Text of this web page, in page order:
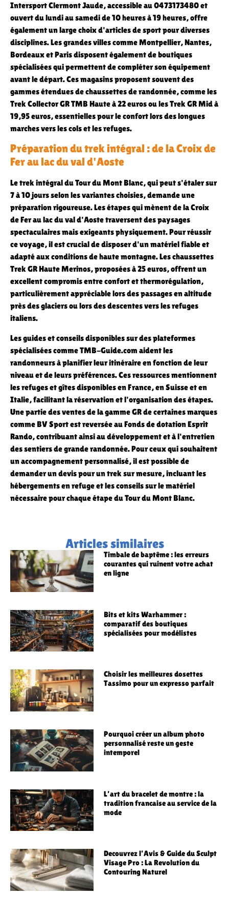
Intersport Clermont Jaude, accessible au 0473173480 et
ouvert du lundi au samedi de 10 heures à 19 heures, offre
également un large choix d'articles de sport pour diverses
disciplines. Les grandes villes comme Montpellier, Nantes,
Bordeaux et Paris disposent également de boutiques
spécialisées qui permettent de compléter son équipement
avant le départ. Ces magasins proposent souvent des
gammes étendues de chaussettes de randonnée, comme les
Trek Collector GR TMB Haute à 22 euros ou les Trek GR Mid à
19,95 euros, essentielles pour le confort lors des longues
marches vers les cols et les refuges.
Préparation du trek intégral : de la Croix de
Fer au lac du val d'Aoste
Le trek intégral du Tour du Mont Blanc, qui peut s'étaler sur
7 à 10 jours selon les variantes choisies, demande une
préparation rigoureuse. Les étapes qui mènent de la Croix
de Fer au lac du val d'Aoste traversent des paysages
spectaculaires mais exigeants physiquement. Pour réussir
ce voyage, il est crucial de disposer d'un matériel fiable et
adapté aux conditions de haute montagne. Les chaussettes
Trek GR Haute Merinos, proposées à 25 euros, offrent un
excellent compromis entre confort et thermorégulation,
particulièrement appréciable lors des passages en altitude
près des glaciers ou lors des descentes vers les refuges
italiens.
Les guides et conseils disponibles sur des plateformes
spécialisées comme TMB-Guide.com aident les
randonneurs à planifier leur itinéraire en fonction de leur
niveau et de leurs préférences. Ces ressources mentionnent
les refuges et gîtes disponibles en France, en Suisse et en
Italie, facilitant la réservation et l'organisation des étapes.
Une partie des ventes de la gamme GR de certaines marques
comme BV Sport est reversée au Fonds de dotation Esprit
Rando, contribuant ainsi au développement et à l'entretien
des sentiers de grande randonnée. Pour ceux qui souhaitent
un accompagnement personnalisé, il est possible de
demander un devis pour un trek sur mesure, incluant les
hébergements en refuge et les conseils sur le matériel
nécessaire pour chaque étape du Tour du Mont Blanc.
Articles similaires
Timbale de baptême : les erreurs
courantes qui ruinent votre achat
en ligne
Bits et kits Warhammer :
comparatif des boutiques
spécialisées pour modélistes
Choisir les meilleures dosettes
Tassimo pour un expresso parfait
Pourquoi créer un album photo
personnalisé reste un geste
intemporel
L’art du bracelet de montre : la
tradition francaise au service de la
mode
Decouvrez l’Avis & Guide du Sculpt
Visage Pro : La Revolution du
Contouring Naturel